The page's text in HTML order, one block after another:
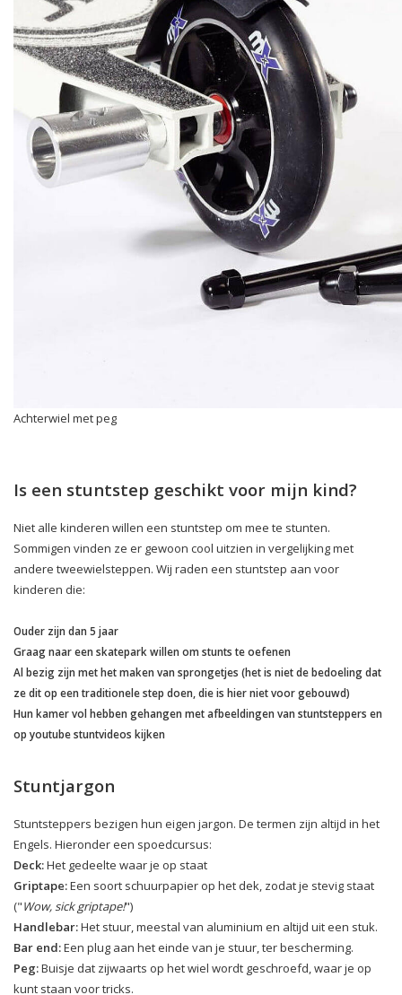
Achterwiel met peg
Is een stuntstep geschikt voor mijn kind?
Niet alle kinderen willen een stuntstep om mee te stunten.
Sommigen vinden ze er gewoon cool uitzien in vergelijking met
andere tweewielsteppen. Wij raden een stuntstep aan voor
kinderen die:
Ouder zijn dan 5 jaar
Graag naar een skatepark willen om stunts te oefenen
Al bezig zijn met het maken van sprongetjes (het is niet de bedoeling dat
ze dit op een traditionele step doen, die is hier niet voor gebouwd)
Hun kamer vol hebben gehangen met afbeeldingen van stuntsteppers en
op youtube stuntvideos kijken
Stuntjargon
Stuntsteppers bezigen hun eigen jargon. De termen zijn altijd in het
Engels. Hieronder een spoedcursus:
Deck:Het gedeelte waar je op staat
Griptape:Een soort schuurpapier op het dek, zodat je stevig staat
("Wow, sick griptape!")
Handlebar:Het stuur, meestal van aluminium en altijd uit een stuk.
Bar end:Een plug aan het einde van je stuur, ter bescherming.
Peg:Buisje dat zijwaarts op het wiel wordt geschroefd, waar je op
kunt staan voor tricks.